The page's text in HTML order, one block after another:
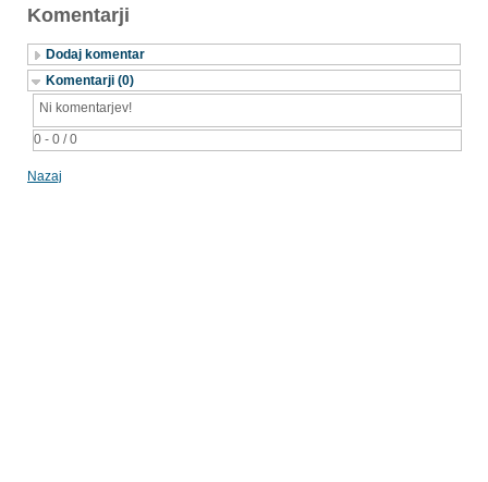
Komentarji
Dodaj komentar
Komentarji (0)
0 - 0 / 0
Ni komentarjev!
Nazaj